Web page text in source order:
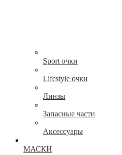
Sport очки
Lifestyle очки
Линзы
Запасные части
Аксессуары
МАСКИ